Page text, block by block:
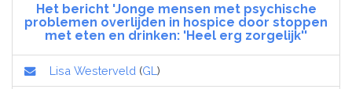
Het bericht 'Jonge mensen met psychische
problemen overlijden in hospice door stoppen
met eten en drinken: 'Heel erg zorgelijk''
Lisa Westerveld (GL )